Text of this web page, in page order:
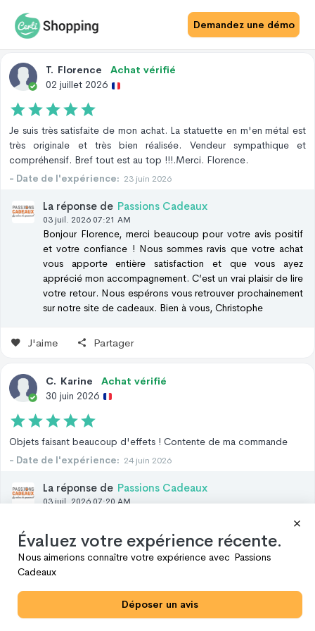
Demandez une démo
Avis Produit
T. Florence
Achat vérifié
02 juillet 2026
Je suis très satisfaite de mon achat. La statuette en m'en métal est
très originale et très bien réalisée. Vendeur sympathique et
compréhensif. Bref tout est au top !!!.Merci. Florence.
- Date de l'expérience: 23 juin 2026
La réponse de Passions Cadeaux
03 juil. 2026 07:21 AM
Bonjour Florence, merci beaucoup pour votre avis positif
et votre confiance ! Nous sommes ravis que votre achat
vous apporte entière satisfaction et que vous ayez
apprécié mon accompagnement. C’est un vrai plaisir de lire
votre retour. Nous espérons vous retrouver prochainement
sur notre site de cadeaux. Bien à vous, Christophe
J'aime Partager
C. Karine
Achat vérifié
30 juin 2026
Objets faisant beaucoup d'effets ! Contente de ma commande
- Date de l'expérience: 24 juin 2026
La réponse de Passions Cadeaux
03 juil. 2026 07:20 AM
pour votre avis et votre confiance, savoir que votre
commande vous a plu et a fait sensation nous fait très
plaisir ! À très bientôt sur notre site de cadeaux, bien
cordialement, Christophe Passions Cadeaux.
Partager
Évaluez votre expérience récente.
Nous aimerions connaître votre expérience avec Passions
Cadeaux
Déposer un avis